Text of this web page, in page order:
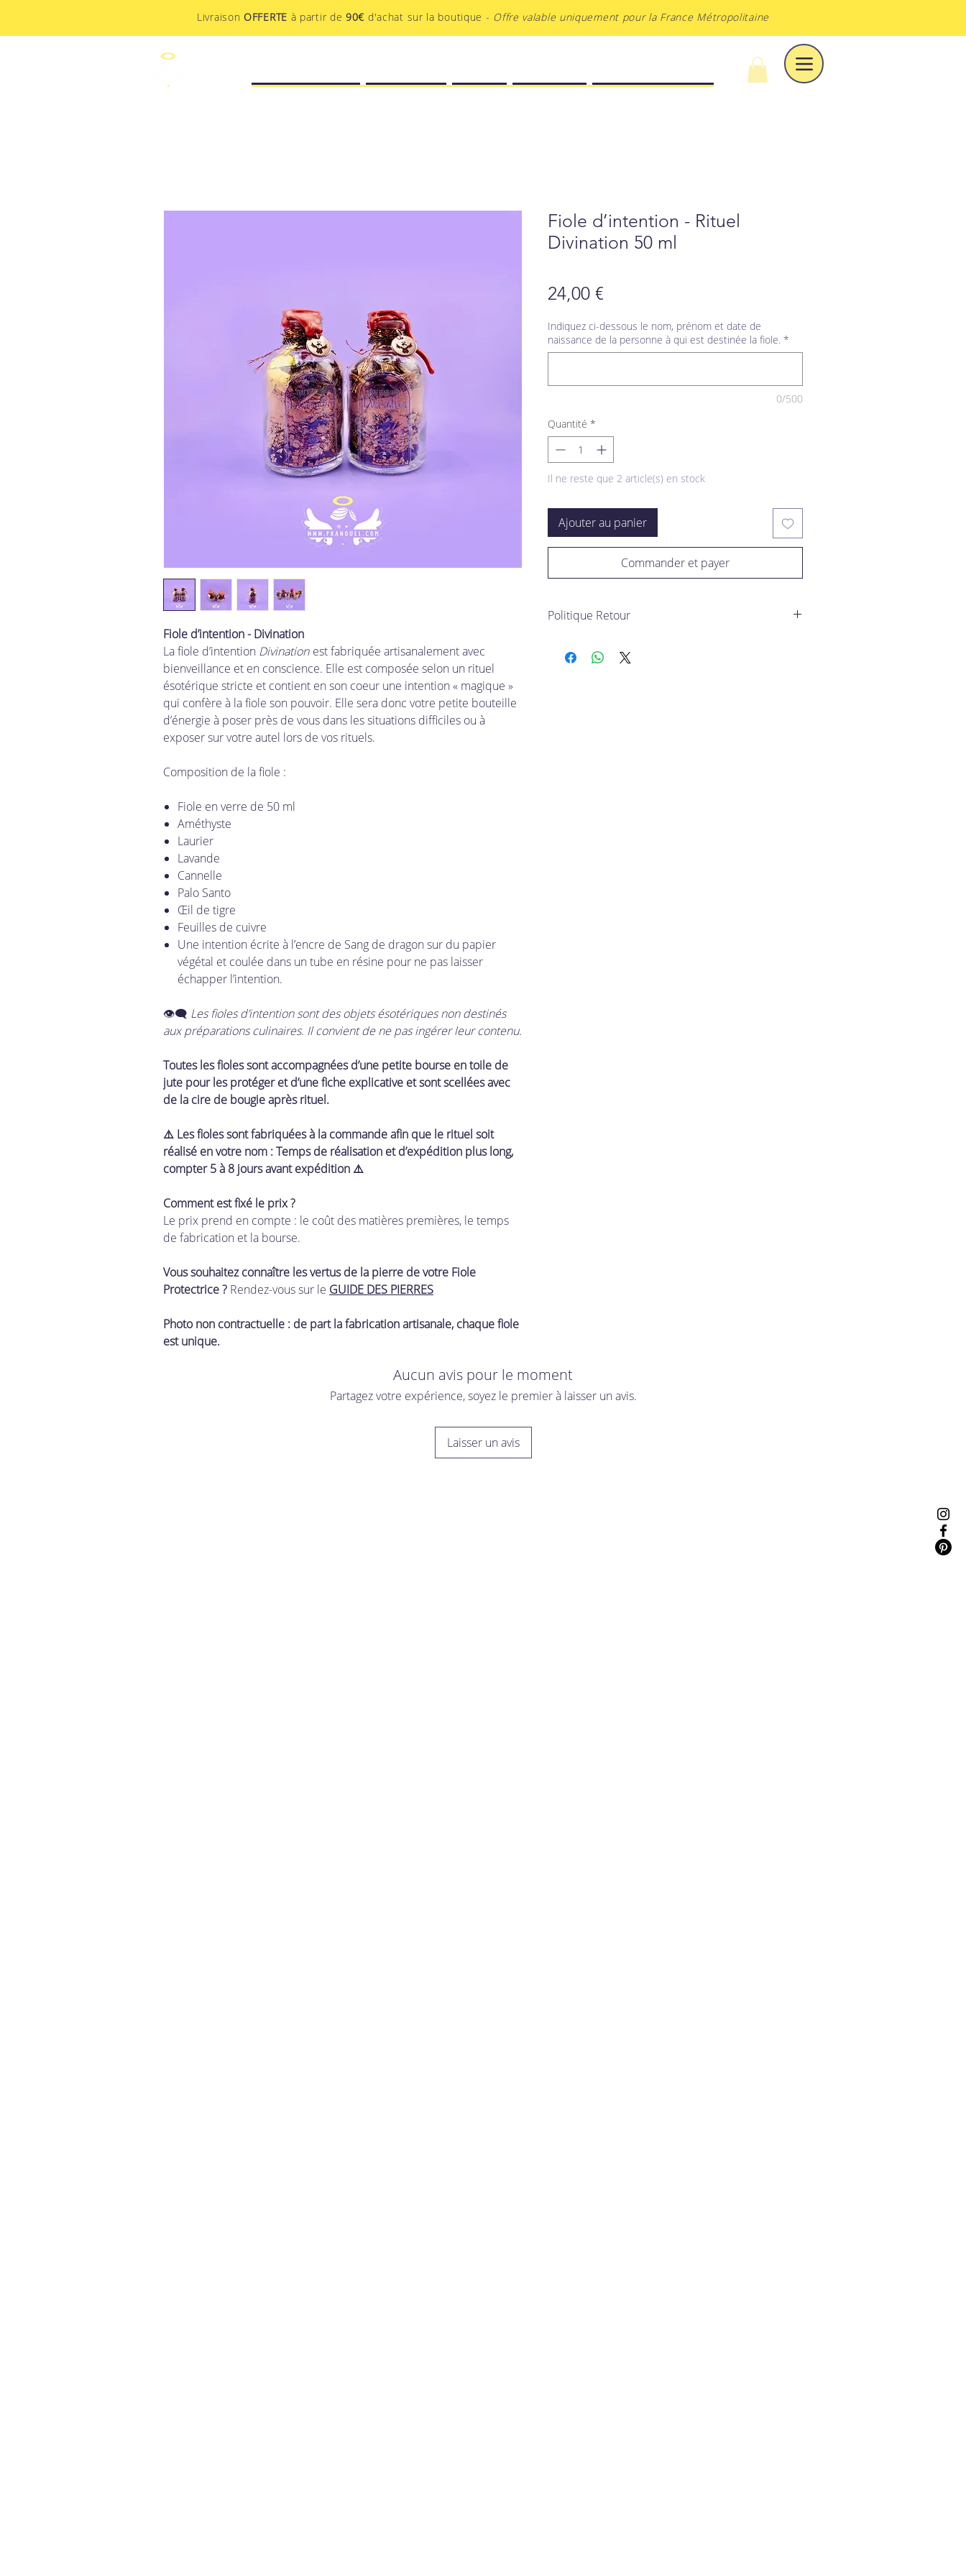
Livraison OFFERTE à partir de90€ d'achat sur la boutique - Offre valable uniquement pour la France Métropolitaine
Fiole d’intention - Divination
La fiole d’intention Divination est fabriquée artisanalement avec
bienveillance et en conscience. Elle est composée selon un rituel
ésotérique stricte et contient en son coeur une intention « magique »
qui confère à la fiole son pouvoir. Elle sera donc votre petite bouteille
d’énergie à poser près de vous dans les situations difficiles ou à
exposer sur votre autel lors de vos rituels.
Composition de la fiole :
Fiole en verre de 50 ml
Améthyste
Laurier
Lavande
Cannelle
Palo Santo
Œil de tigre
Feuilles de cuivre
Une intention écrite à l’encre de Sang de dragon sur du papier
végétal et coulée dans un tube en résine pour ne pas laisser
échapper l’intention.
👁‍🗨 Les fioles d’intention sont des objets ésotériques non destinés
aux préparations culinaires. Il convient de ne pas ingérer leur contenu.
Toutes les fioles sont accompagnées d’une petite bourse en toile de
jute pour les protéger et d’une fiche explicative et sont scellées avec
de la cire de bougie après rituel.
⚠️ Les fioles sont fabriquées à la commande afin que le rituel soit
réalisé en votre nom : Temps de réalisation et d’expédition plus long,
compter 5 à 8 jours avant expédition ⚠️
Comment est fixé le prix ?
Le prix prend en compte : le coût des matières premières, le temps
de fabrication et la bourse.
Vous souhaitez connaître les vertus de la pierre de votre Fiole
Protectrice ? Rendez-vous sur le GUIDE DES PIERRES
Photo non contractuelle : de part la fabrication artisanale, chaque fiole
est unique.
Fiole d’intention - Rituel
Divination 50 ml
24,00 €
Indiquez ci-dessous le nom, prénom et date de
naissance de la personne à qui est destinée la fiole. *
0/500
Quantité *
Il ne reste que 2 article(s) en stock
Ajouter au panier
Commander et payer
Politique Retour
n'est ni échangeable, ni remboursable.
Aucun avis pour le moment
Partagez votre expérience, soyez le premier à laisser un avis.
Laisser un avis